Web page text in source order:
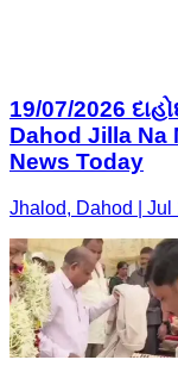
19/07/2026
Dahod Jilla Na
News Today
Jhalod, Dahod | Jul